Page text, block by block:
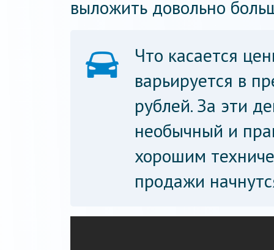
выложить довольно
Что касается
варьируется в
рублей. За эти
необычный и
хорошим
продажи